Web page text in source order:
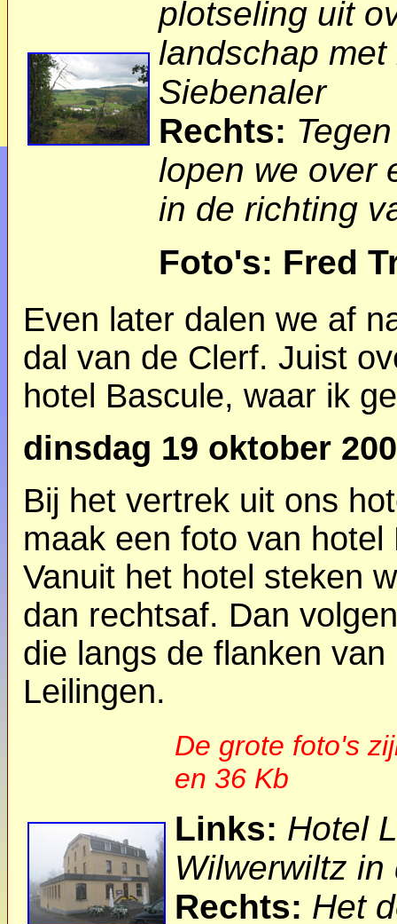
plotseling uit
landschap
Siebenaler
Rechts:
lopen we over
in de richting
Foto's: Fred
Even later dalen we af
dal van de Clerf. Juist
hotel Bascule, waar ik
dinsdag 19 oktober
Bij het vertrek uit ons
maak een foto van
Vanuit het hotel steken
dan rechtsaf. Dan
die langs de flanken
Leilingen.
De grote foto's
en 36 Kb
Links: Hotel
Wilwerwiltz
Rechts: Het